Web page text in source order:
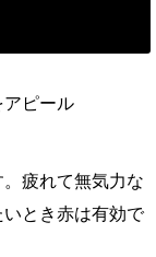
アピール
疲れて無気力な
とき赤は有効で